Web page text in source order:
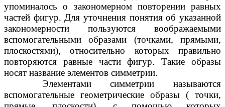
упоминалось о закономерном повторении равных
частей фигур. Для уточнения понятия об указанной
закономерности пользуются воображаемыми
вспомогательными образами (точками, прямыми,
плоскостями), относительно которых правильно
повторяются равные части фигур. Такие образы
носят название элементов симметрии.
Элементами симметрии называются
вспомогательные геометрические образы ( точки,